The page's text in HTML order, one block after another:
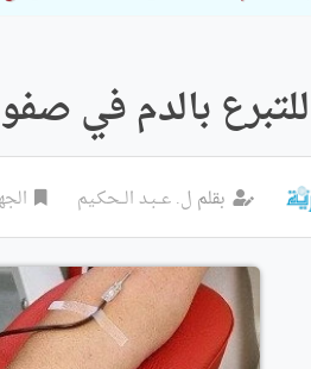
بالدم في
بقلم ل. عــبـد الــحكـيم